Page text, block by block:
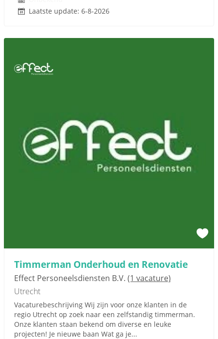
Laatste update: 6-8-2026
Timmerman Onderhoud en Renovatie
Effect Personeelsdiensten B.V. (1 vacature)
Utrecht
Vacaturebeschrijving Wij zijn voor onze klanten in de
regio Utrecht op zoek naar een zelfstandig timmerman.
Onze klanten staan bekend om diverse en leuke
projecten! Je nieuwe baan Wat ga je...